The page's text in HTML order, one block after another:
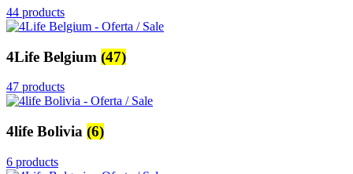
44 products
4Life Belgium (47)
47 products
4life Bolivia (6)
6 products